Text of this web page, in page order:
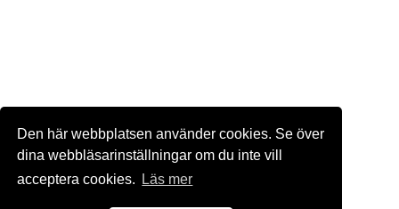
Den här webbplatsen använder cookies. Se över
dina webbläsarinställningar om du inte vill
acceptera cookies.
Läs mer